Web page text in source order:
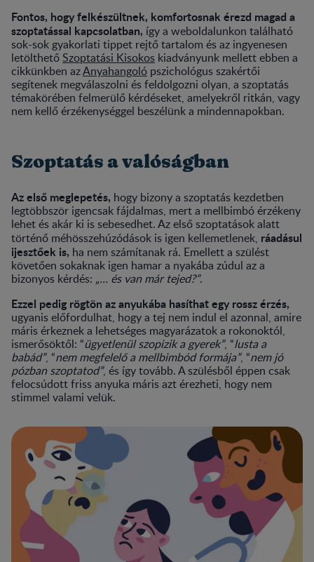
Fontos, hogy felkészültnek, komfortosnak érezd magad a
szoptatással kapcsolatban, így a weboldalunkon található
sok-sok gyakorlati tippet rejtő tartalom és az ingyenesen
letölthetőSzoptatási Kisokos kiadványunk mellett ebben a
cikkünkben azAnyahangoló pszichológus szakértői
segítenek megválaszolni és feldolgozni olyan, a szoptatás
témakörében felmerülő kérdéseket, amelyekről ritkán, vagy
nem kellő érzékenységgel beszélünk a mindennapokban.
Szoptatás a valóságban
Az első meglepetés, hogy bizony a szoptatás kezdetben
legtöbbször igencsak fájdalmas, mert a mellbimbó érzékeny
lehet és akár ki is sebesedhet. Az első szoptatások alatt
történő méhösszehúzódások is igen kellemetlenek, ráadásul
ijesztőek is, ha nem számítanak rá. Emellett a szülést
követően sokaknak igen hamar a nyakába zúdul az a
bizonyos kérdés: „… és van már tejed?”.
Ezzel pedig rögtön az anyukába hasíthat egy rossz érzés,
ugyanis előfordulhat, hogy a tej nem indul el azonnal, amire
máris érkeznek a lehetséges magyarázatok a rokonoktól,
ismerősöktől: “ügyetlenül szopizik a gyerek”, “lusta a
babád”, “nem megfelelő a mellbimbód formája”, “nem jó
pózban szoptatod”, és így tovább. A szülésből éppen csak
felocsúdott friss anyuka máris azt érezheti, hogy nem
stimmel valami velük.